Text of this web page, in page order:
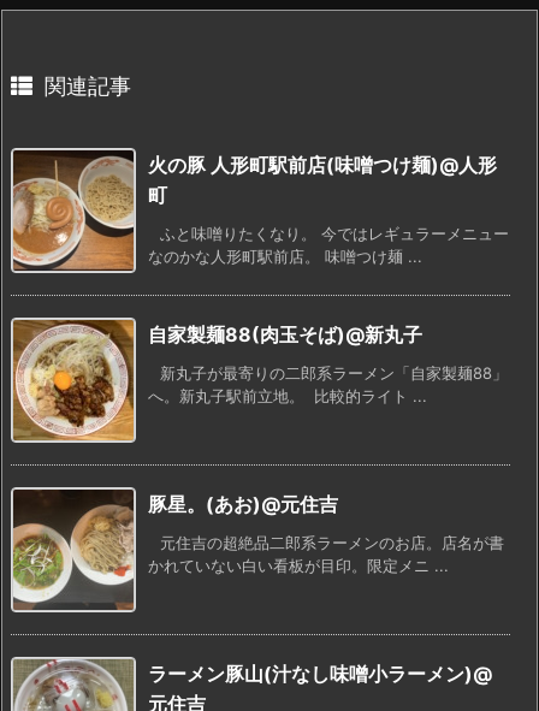
関連記事
火の豚 人形町駅前店(味噌つけ麺)@人形
町
ふと味噌りたくなり。 今ではレギュラーメニュー
なのかな人形町駅前店。 味噌つけ麺 ...
自家製麺88(肉玉そば)@新丸子
新丸子が最寄りの二郎系ラーメン「自家製麺88」
へ。新丸子駅前立地。 比較的ライト ...
豚星。(あお)@元住吉
元住吉の超絶品二郎系ラーメンのお店。店名が書
かれていない白い看板が目印。限定メニ ...
ラーメン豚山(汁なし味噌小ラーメン)@
元住吉